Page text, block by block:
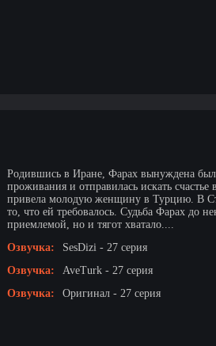
Родившись в Иране, Фарах вынуждена
проживания и отправилась искать
привела молодую женщину в Турцию. В
то, что ей требовалось. Судьба Фарах до
приемлемой, но и тягот хватало....
Озвучка:
SesDizi - 27 серия
Озвучка:
AveTurk - 27 серия
Озвучка:
Оригинал - 27 серия